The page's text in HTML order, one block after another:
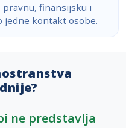
pravnu, finansijsku i
jedne kontakt osobe.
ne predstavlja